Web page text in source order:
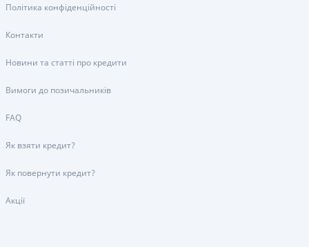
Політика конфіденційності
Контакти
Новини та статті про кредити
Вимоги до позичальників
FAQ
Як взяти кредит?
Як повернути кредит?
Акції